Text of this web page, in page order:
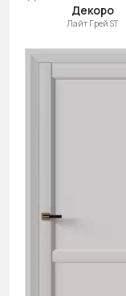
Декоро
Лайт Грей ST